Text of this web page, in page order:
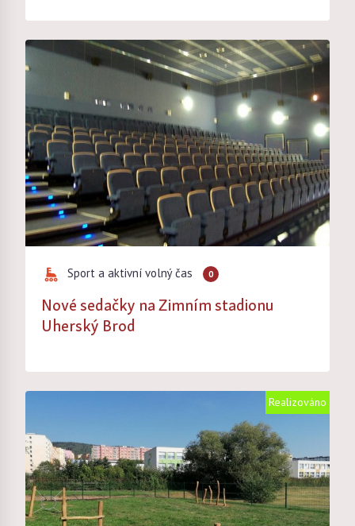
Sport a aktivní volný čas 0
Nové sedačky na Zimním stadionu
Uherský Brod
Realizováno